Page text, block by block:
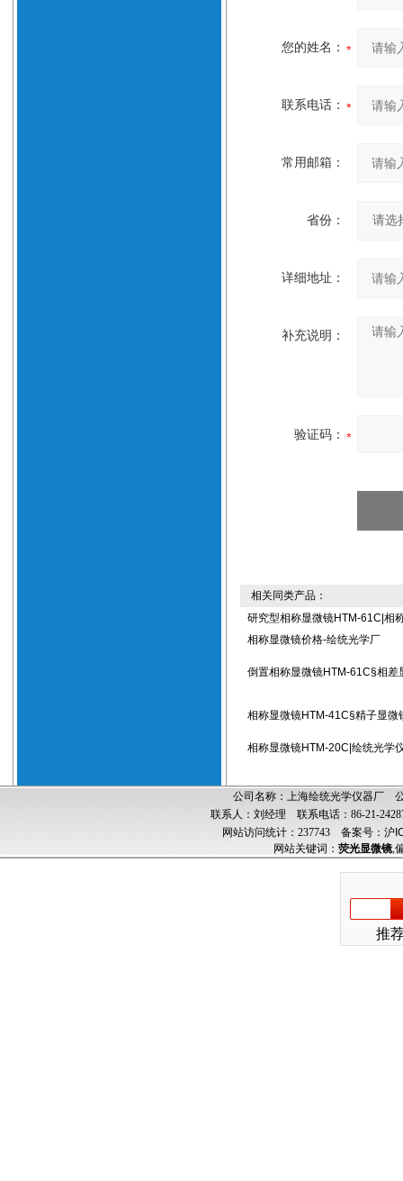
您的姓名：
联系电话：
常用邮箱：
省份：
详细地址：
补充说明：
验证码：
相关同类产品：
研究型相称显微镜HTM-61C|相
相称显微镜价格-绘统光学厂
倒置相称显微镜HTM-61C§相差
相称显微镜HTM-41C§精子显微
相称显微镜HTM-20C|绘统光学
公司名称：上海绘统光学仪器厂
联系人：刘经理 联系电话：86-21-
网站访问统计：237743 备案号：沪
网站关键词： 荧光显微镜,
推